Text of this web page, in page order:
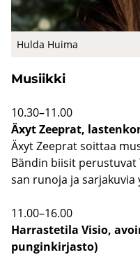
Hulda Huima
Musiik­ki
10.30–11.00
Äxyt Zeeprat,
Äxyt Zeeprat soit­taa
Bän­din bii­sit pe­rus­tu­vat
san ru­no­ja ja
11.00–16.00
Har­ras­te­ti­la Visio,
pun­gin­kir­jas­to)